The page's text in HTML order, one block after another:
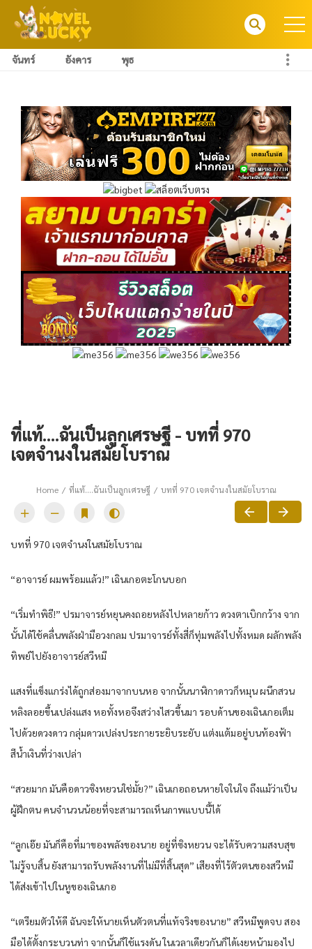
จันทร์ อังคาร พุธ
ที่แท้….ฉันเป็นลูกเศรษฐี - บทที่ 970
เจตจำนงในสมัยโบราณ
Home ที่แท้….ฉันเป็นลูกเศรษฐี บทที่ 970 เจตจำนงในสมัยโบราณ
บทที่ 970 เจตจำนงในสมัยโบราณ
“อาจารย์ ผมพร้อมแล้ว!” เฉินเกอตะโกนบอก
“เริ่มทำพิธี!” ปรมาจารย์หยุนคงถอยหลังไปหลายก้าว ดวงตาเบิกกว้าง จาก
นั้นได้ใช้คลื่นพลังฝ่ามือวงกลม ปรมาจารย์ทั้งสี่ก็ทุ่มพลังไปทั้งหมด ผลักพลัง
ทิพย์ไปยังอาจารย์สวีหมี
แสงที่แข็งแกร่งได้ถูกส่องมาจากบนหอ จากนั้นนาฬิกาดาวก็หมุน ผนึกสวน
หลิงลอยขึ้นเปล่งแสง หอทั้งหอจึงสว่างไสวขึ้นมา รอบด้านของเฉินเกอเต็ม
ไปด้วยดวงดาว กลุ่มดาวเปล่งประกายระยิบระยับ แต่งแต้มอยู่บนท้องฟ้า
สีน้ำเงินที่ว่างเปล่า
“สวยมาก มันคือดาวซิงหยวนใช่มั้ย?” เฉินเกอถอนหายใจในใจ ถึงแม้ว่าเป็น
ผู้ฝึกตน คนจำนวนน้อยที่จะสามารถเห็นภาพแบบนี้ได้
“ลูกเอ๊ย มันก็คือที่มาของพลังของนาย อยู่ที่ซิงหยวน จะได้รับความสงบสุข
ไม่รู้จบสิ้น ยังสามารถรับพลังงานที่ไม่มีที่สิ้นสุด” เสียงที่ไร้ตัวตนของสวีหมี
ได้ส่งเข้าไปในหูของเฉินเกอ
“เตรียมตัวให้ดี ฉันจะให้นายเห็นตัวตนที่แท้จริงของนาย” สวีหมีพูดจบ สอง
มือได้ตั้งกระบวนท่า จากนั้นก็ใช้แรงดัน ในเวลาเดียวกันก็ได้เงยหน้ามองไป